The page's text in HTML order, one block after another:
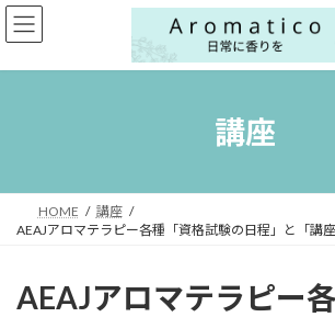
コ
ン
ン
ナ
ビ
ー
講座
HOME
講座
AEAJアロマテラピー各種「資格試験の日程」と「講
AEAJアロマテラピー